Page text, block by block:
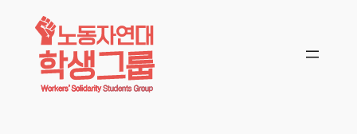
콘텐츠로
바로가기